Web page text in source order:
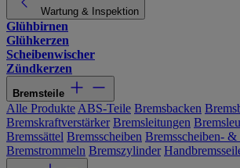
Wartung & Inspektion
Glühbirnen
Glühkerzen
Scheibenwischer
Zündkerzen
Bremsteile
Alle Produkte ABS-Teile Bremsbacken
Bremskraftverstärker Bremsleitungen
Bremssättel Bremsscheiben Bremsscheiben- &
Bremstrommeln Bremszylinder